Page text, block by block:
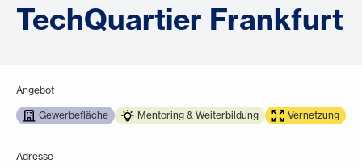
TechQuartier Frankfurt
Angebot
Gewerbefläche Mentoring & Weiterbildung Vernetzung
Adresse